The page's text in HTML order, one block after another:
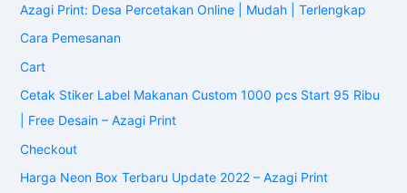
Azagi Print: Desa Percetakan Online | Mudah | Terlengkap
Cara Pemesanan
Cart
Cetak Stiker Label Makanan Custom 1000 pcs Start 95 Ribu
| Free Desain – Azagi Print
Checkout
Harga Neon Box Terbaru Update 2022 – Azagi Print